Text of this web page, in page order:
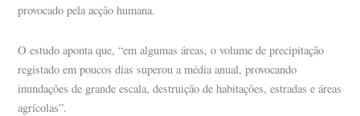
provocado pela acção humana.
O estudo aponta que, “em algumas áreas, o volume de precipitação
registado em poucos dias superou a média anual, provocando
inundações de grande escala, destruição de habitações, estradas e áreas
agrícolas”.